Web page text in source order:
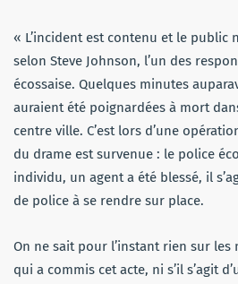
« L’incident est contenu et le public
selon Steve Johnson, l’un des
écossaise. Quelques minutes
auraient été poignardées à mort
centre ville. C’est lors d’une
du drame est survenue : le police
individu, un agent a été blessé, il
de police à se rendre sur place.
On ne sait pour l’instant rien sur les
qui a commis cet acte, ni s’il s’agit